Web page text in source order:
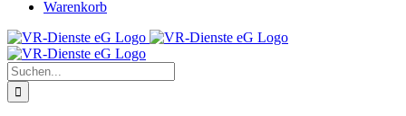
Warenkorb
Suche
nach: